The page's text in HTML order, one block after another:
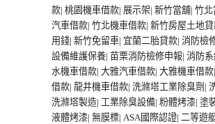
款| 桃園機車借款| 展示架| 新竹當舖| 竹北
汽車借款| 竹北機車借款| 新竹房屋土地
用錢| 新竹免留車| 宜蘭二胎貸款| 消防檢
設備維護保養| 苗栗消防檢修申報| 消防
水機車借款| 大雅汽車借款| 大雅機車借款|
借款| 龍井機車借款| 洗滌塔工業除臭劑 |
洗滌塔製造| 工業除臭設備| 粉體烤漆| 塗
液體烤漆| 無膜標| ASA國際認證| 二等遊